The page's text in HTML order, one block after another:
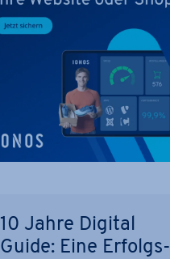
10 Jahre Digital
Guide: Eine Er­folgs­